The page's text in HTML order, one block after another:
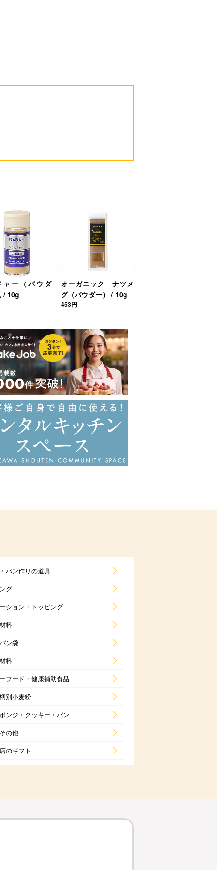
承ください。
ャー（パウダ
/ 10g
オーガニック ナツメ
グ（パウダー） / 10g
453円
パン作りの道具
グ
ション・トッピング
料
ン袋
料
フード・健康補助食品
別小麦粉
ンジ・クッキー・パン
の他
のギフト